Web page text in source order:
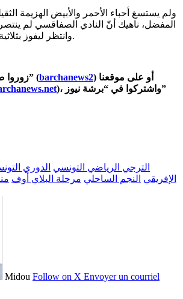
ولم يستسغ أحباء الأحمر والأبيض الهزيمة
وانتظر ليفوز بثلاثية على النادي الإفريقي.
زوروا صفحتنا على “فيسبوك” (barchanews2) أو على موقعنا
)، واشتركوا في “برشة نيوز”
الترجي الرياضي التونسي الدوري
الإفريقي النجم الساحلي مرحلة البلاي أوف
Midou Follow on X Envoyer un courriel